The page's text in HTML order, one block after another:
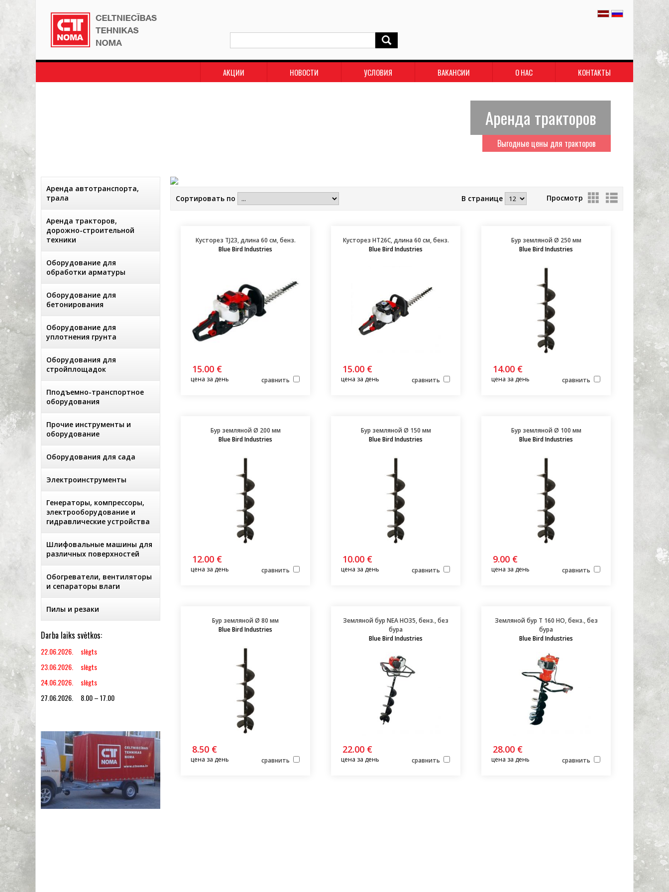
КОНТАКТЫ
О НАС
ВАКАНСИИ
УСЛОВИЯ
НОВОСТИ
АКЦИИ
Аренда тракторов
Выгодные цены для тракторов
Аренда автотранспорта,
трала
Аренда тракторов,
дорожно-строительной
техники
Оборудование для
обработки арматуры
Оборудование для
бетонирования
Оборудование для
уплотнения грунта
Оборудования для
стройплощадок
Пподъемно-транспортное
оборудования
Прочие инструменты и
оборудование
Оборудования для сада
Электроинструменты
Генераторы, компрессоры,
электрооборудование и
гидравлические устройства
Шлифовальные машины для
различных поверхностей
Обогреватели, вентиляторы
и сепараторы влаги
Пилы и резаки
Darba laiks svētkos:
22.06.2026. slēgts
23.06.2026. slēgts
24.06.2026. slēgts
27.06.2026. 8.00 – 17.00
Сортировать по Просмотр
В странице
Кусторез TJ23, длина 60 см, бенз.
Blue Bird Industries
15.00 €
цена за день сравнить
Кусторез HT26C, длина 60 см, бенз.
Blue Bird Industries
15.00 €
цена за день сравнить
Бур земляной Ø 250 мм
Blue Bird Industries
14.00 €
цена за день сравнить
Бур земляной Ø 200 мм
Blue Bird Industries
12.00 €
цена за день сравнить
Бур земляной Ø 150 мм
Blue Bird Industries
10.00 €
цена за день сравнить
Бур земляной Ø 100 мм
Blue Bird Industries
9.00 €
цена за день сравнить
Бур земляной Ø 80 мм
Blue Bird Industries
8.50 €
цена за день сравнить
Земляной бур NEA HO35, бенз., без
бура
Blue Bird Industries
22.00 €
цена за день сравнить
Земляной бур T 160 HO, бенз., без
бура
Blue Bird Industries
28.00 €
цена за день сравнить